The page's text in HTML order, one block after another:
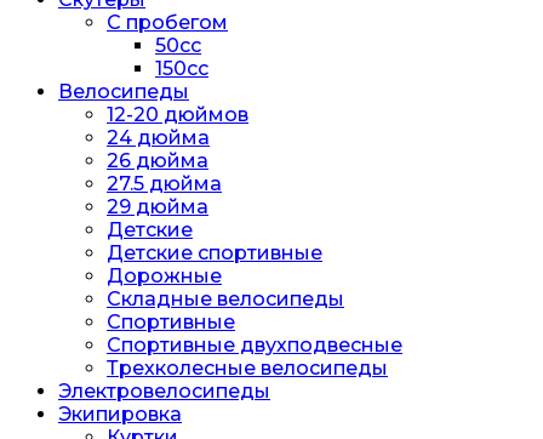
С пробегом
50cc
150cc
Велосипеды
12-20 дюймов
24 дюйма
26 дюйма
27.5 дюйма
29 дюйма
Детские
Детские спортивные
Дорожные
Складные велосипеды
Спортивные
Спортивные двухподвесные
Трехколесные велосипеды
Электровелосипеды
Экипировка